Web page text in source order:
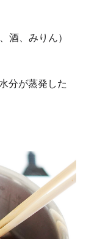
酒、みりん）
分が蒸発した